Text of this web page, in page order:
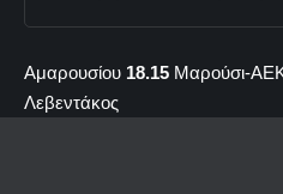
Αμαρουσίου 18.15 Μαρούσι-
Λεβεντάκος